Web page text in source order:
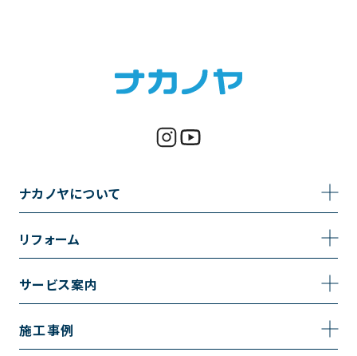
ナカノヤについて
事業内容
採用情報
リフォーム
トイレのリフォーム
キッチンのリフォーム
サービス案内
サービスの流れ
施工事例